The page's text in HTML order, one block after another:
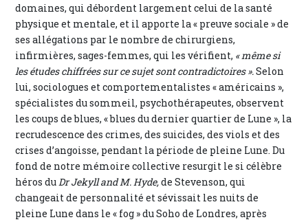
domaines, qui débordent largement celui de la santé
physique et mentale, et il apporte la « preuve sociale » de
ses allégations par le nombre de chirurgiens,
infirmières, sages-femmes, qui les vérifient, « même si
les études chiffrées sur ce sujet sont contradictoires ».Selon
lui, sociologues et comportementalistes « américains »,
spécialistes du sommeil, psychothérapeutes, observent
les coups de blues, « blues du dernier quartier de Lune », la
recrudescence des crimes, des suicides, des viols et des
crises d’angoisse, pendant la période de pleine Lune. Du
fond de notre mémoire collective resurgit le si célèbre
héros duDr Jekyll and M. Hyde,de Stevenson, qui
changeait de personnalité et sévissait les nuits de
pleine Lune dans le « fog » du Soho de Londres, après